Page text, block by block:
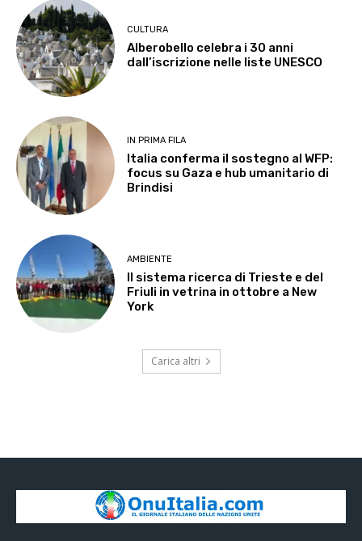
CULTURA
Alberobello celebra i 30 anni
dall’iscrizione nelle liste UNESCO
IN PRIMA FILA
Italia conferma il sostegno al WFP:
focus su Gaza e hub umanitario di
Brindisi
AMBIENTE
Il sistema ricerca di Trieste e del
Friuli in vetrina in ottobre a New
York
Carica altri